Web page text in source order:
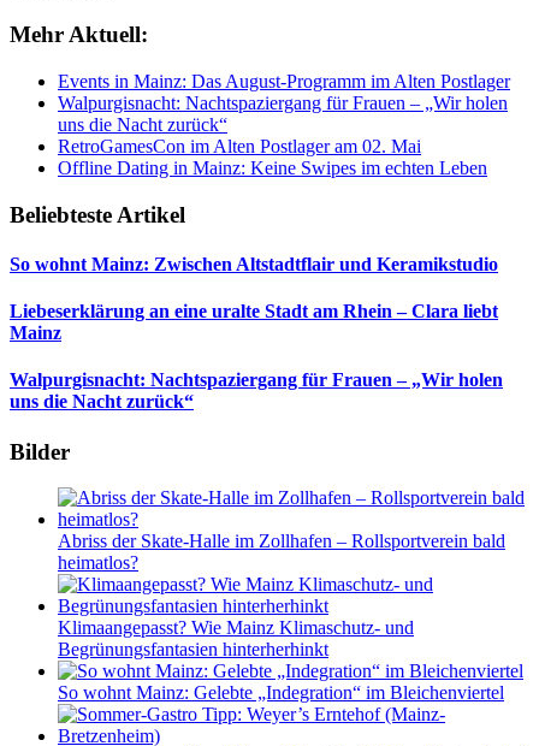
Mehr Aktuell:
Events in Mainz: Das August-Programm im Alten Postlager
Walpurgisnacht: Nachtspaziergang für Frauen – „Wir holen
uns die Nacht zurück“
RetroGamesCon im Alten Postlager am 02. Mai
Offline Dating in Mainz: Keine Swipes im echten Leben
Beliebteste Artikel
So wohnt Mainz: Zwischen Altstadtflair und Keramikstudio
Liebeserklärung an eine uralte Stadt am Rhein – Clara liebt
Mainz
Walpurgisnacht: Nachtspaziergang für Frauen – „Wir holen
uns die Nacht zurück“
Bilder
Abriss der Skate-Halle im Zollhafen – Rollsportverein bald
heimatlos?
Klimaangepasst? Wie Mainz Klimaschutz- und
Begrünungsfantasien hinterherhinkt
So wohnt Mainz: Gelebte „Indegration“ im Bleichenviertel